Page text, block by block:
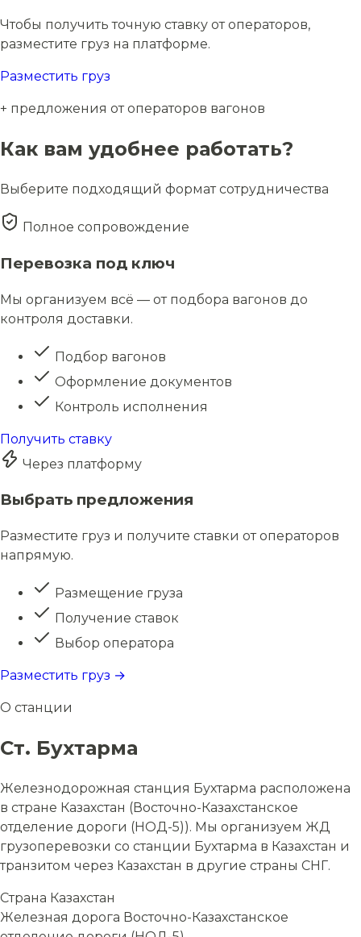
Чтобы получить точную ставку от операторов,
разместите груз на платформе.
Разместить груз
+ предложения от операторов вагонов
Как вам удобнее работать?
Выберите подходящий формат сотрудничества
Полное сопровождение
Перевозка под ключ
Мы организуем всё — от подбора вагонов до
контроля доставки.
Подбор вагонов
Оформление документов
Контроль исполнения
Получить ставку
Через платформу
Выбрать предложения
Разместите груз и получите ставки от операторов
напрямую.
Размещение груза
Получение ставок
Выбор оператора
Разместить груз →
О станции
Ст. Бухтарма
Железнодорожная станция Бухтарма расположена
в стране Казахстан (Восточно-Казахстанское
отделение дороги (НОД-5)). Мы организуем ЖД
грузоперевозки со станции Бухтарма в Казахстан и
транзитом через Казахстан в другие страны СНГ.
Страна Казахстан
Железная дорога Восточно-Казахстанское